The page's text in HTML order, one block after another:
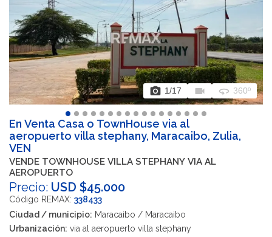
photo_camera 1/17 videocam 360 360º
En Venta Casa o TownHouse via al
aeropuerto villa stephany, Maracaibo, Zulia,
VEN
VENDE TOWNHOUSE VILLA STEPHANY VIA AL
AEROPUERTO
Precio: USD $45.000
Código REMAX: 338433
Ciudad / municipio: Maracaibo / Maracaibo
Urbanización: via al aeropuerto villa stephany